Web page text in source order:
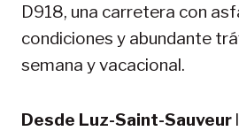
D918, una carretera con
condiciones y abundante
semana y vacacional.
Desde Luz-Saint-Sauveur